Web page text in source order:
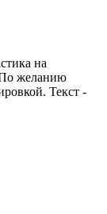
на
По желанию
Текст -